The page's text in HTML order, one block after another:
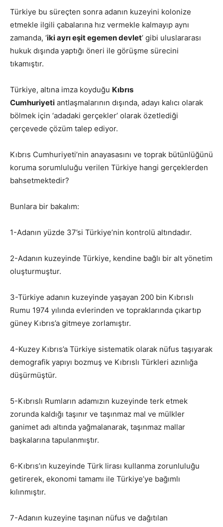
Türkiye bu süreçten sonra adanın kuzeyini kolonize
etmekle ilgili çabalarına hız vermekle kalmayıp aynı
zamanda, ‘iki ayrı eşit egemen devlet’ gibi uluslararası
hukuk dışında yaptığı öneri ile görüşme sürecini
tıkamıştır.
Türkiye, altına imza koyduğu Kıbrıs
Cumhuriyeti antlaşmalarının dışında, adayı kalıcı olarak
bölmek için ‘adadaki gerçekler’ olarak özetlediği
çerçevede çözüm talep ediyor.
Kıbrıs Cumhuriyeti’nin anayasasını ve toprak bütünlüğünü
koruma sorumluluğu verilen Türkiye hangi gerçeklerden
bahsetmektedir?
Bunlara bir bakalım:
1-Adanın yüzde 37’si Türkiye’nin kontrolü altındadır.
2-Adanın kuzeyinde Türkiye, kendine bağlı bir alt yönetim
oluşturmuştur.
3-Türkiye adanın kuzeyinde yaşayan 200 bin Kıbrıslı
Rumu 1974 yılında evlerinden ve topraklarında çıkartıp
güney Kıbrıs’a gitmeye zorlamıştır.
4-Kuzey Kıbrıs’a Türkiye sistematik olarak nüfus taşıyarak
demografik yapıyı bozmuş ve Kıbrıslı Türkleri azınlığa
düşürmüştür.
5-Kıbrıslı Rumların adamızın kuzeyinde terk etmek
zorunda kaldığı taşınır ve taşınmaz mal ve mülkler
ganimet adı altında yağmalanarak, taşınmaz mallar
başkalarına tapulanmıştır.
6-Kıbrıs’ın kuzeyinde Türk lirası kullanma zorunluluğu
getirerek, ekonomi tamamı ile Türkiye’ye bağımlı
kılınmıştır.
7-Adanın kuzeyine taşınan nüfus ve dağıtılan